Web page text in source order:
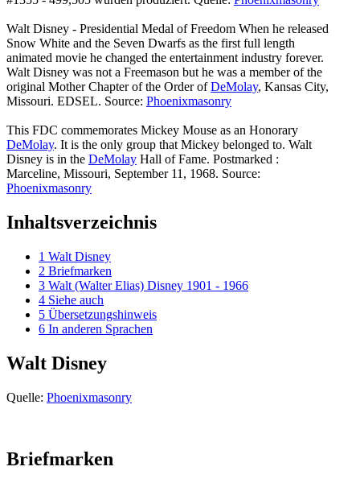
Walt Disney - Presidential Medal of Freedom When he released
Snow White and the Seven Dwarfs as the first full length
animated movie he changed the entertainment industry forever.
Walt Disney was not a Freemason but he was a member of the
original Mother Chapter of the Order ofDeMolay, Kansas City,
Missouri. EDSEL. Source: Phoenixmasonry
This FDC commemorates Mickey Mouse as an Honorary
DeMolay. It is the only group that Mickey belonged to. Walt
Disney is in the DeMolay Hall of Fame. Postmarked :
Marceline, Missouri, September 11, 1968. Source:
Phoenixmasonry
Inhaltsverzeichnis
1 Walt Disney
2 Briefmarken
3 Walt (Walter Elias) Disney 1901 - 1966
4 Siehe auch
5 Übersetzungshinweis
6 In anderen Sprachen
Walt Disney
Quelle: Phoenixmasonry
Briefmarken